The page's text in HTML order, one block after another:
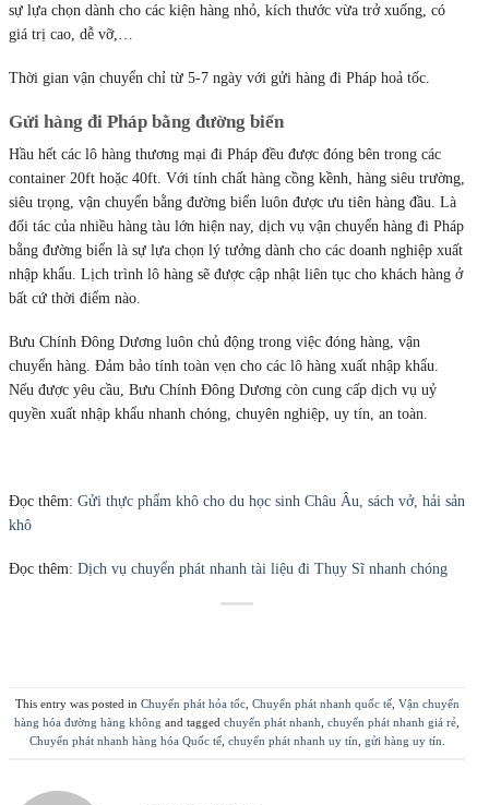
sự lựa chọn dành cho các kiện hàng nhỏ, kích thước vừa trở xuống, có
giá trị cao, dễ vỡ,…
Thời gian vận chuyển chỉ từ 5-7 ngày với gửi hàng đi Pháp hoả tốc.
Gửi hàng đi Pháp bằng đường biển
Hầu hết các lô hàng thương mại đi Pháp đều được đóng bên trong các
container 20ft hoặc 40ft. Với tính chất hàng cồng kềnh, hàng siêu trường,
siêu trọng, vận chuyển bằng đường biển luôn được ưu tiên hàng đầu. Là
đối tác của nhiều hàng tàu lớn hiện nay, dịch vụ vận chuyển hàng đi Pháp
bằng đường biển là sự lựa chọn lý tưởng dành cho các doanh nghiệp xuất
nhập khẩu. Lịch trình lô hàng sẽ được cập nhật liên tục cho khách hàng ở
bất cứ thời điểm nào.
Bưu Chính Đông Dương luôn chủ động trong việc đóng hàng, vận
chuyển hàng. Đảm bảo tính toàn vẹn cho các lô hàng xuất nhập khẩu.
Nếu được yêu cầu, Bưu Chính Đông Dương còn cung cấp dịch vụ uỷ
quyền xuất nhập khẩu nhanh chóng, chuyên nghiệp, uy tín, an toàn.
Đọc thêm: Gửi thực phẩm khô cho du học sinh Châu Âu, sách vở, hải sản
khô
Đọc thêm: Dịch vụ chuyển phát nhanh tài liệu đi Thụy Sĩ nhanh chóng
This entry was posted in Chuyển phát hỏa tốc, Chuyển phát nhanh quốc tế, Vận chuyển
hàng hóa đường hàng không and tagged chuyển phát nhanh chuyển phát nhanh giá rẻ
Chuyển phát nhanh hàng hóa Quốc tế, chuyển phát nhanh uy tín gửi hàng uy tín